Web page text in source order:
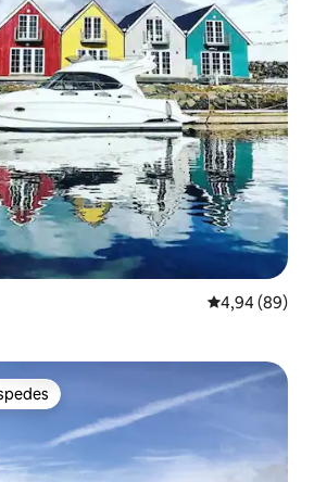
4,94 de uma
4,94 (89)
dos hóspedes